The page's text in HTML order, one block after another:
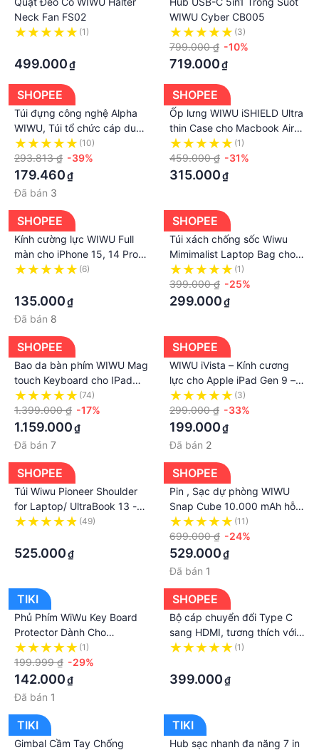
Neck Fan FS02
(1)
499.000₫
WIWU Cyber CB005
(3)
799.000 ₫ -10%
719.000₫
SHOPEE
Túi đựng công nghệ Alpha
WIWU, Túi tổ chức cáp du
lịch không thấm nước, Bộ tổ
chức dung lượng lớn cho
Apple Pencil, Ổ cứng, Điện
thoại, USB, Thẻ SD
(10)
293.813 ₫ -39%
179.460₫
Đã bán 3
SHOPEE
Ốp lưng WIWU iSHIELD Ultra
thin Case cho Macbook Air
M2 13.6 inch / A2681. Nhám
siêu mỏng chống bám vân
tay bảo vệ máy
(1)
459.000 ₫ -31%
315.000₫
SHOPEE
Kính cường lực WIWU Full
màn cho iPhone 15, 14 Pro
max, Plus, 13 Pro max, 12
ứng siêu nhậy
(6)
135.000₫
Đã bán 8
SHOPEE
Túi xách chống sốc Wiwu
Mimimalist Laptop Bag cho
Mac Air , Pro M1 , M2 14.2
inch - 15.6 inch - Hàng
Chính Hãng
(1)
399.000 ₫ -25%
299.000₫
SHOPEE
Bao da bàn phím WIWU Mag
touch Keyboard cho IPad
Gen 10 2022 , Pro 11 / 12.9 /
M1 / M2 , Air 4 / 5 , IPad gen
9
(74)
1.399.000 ₫ -17%
1.159.000₫
Đã bán 7
SHOPEE
WIWU iVista – Kính cương
lực cho Apple iPad Gen 9 –
2021 , IPad 7 , 8 , IPad 10.2
inch , IPadd Air 3 , IPad Pro
10.5 in
(3)
299.000 ₫ -33%
199.000₫
Đã bán 2
SHOPEE
Túi Wiwu Pioneer Shoulder
for Laptop/ UltraBook 13 -
15inch
(49)
525.000₫
SHOPEE
Pin , Sạc dự phòng WIWU
Snap Cube 10.000 mAh hỗ
trợ sạc nhanh không dây ,
Kèm kệ đỡ cho điện thoại
IPhone
(11)
699.000 ₫ -24%
529.000₫
Đã bán 1
TIKI
Phủ Phím WiWu Key Board
Protector Dành Cho
Macbook 13.3 air/ 13.3 pro
Màu Trong Suốt, Chống Bụi,
Chống Thấm, Chống Nước -
Hàng Chính Hãng
(1)
199.999 ₫ -29%
142.000₫
Đã bán 1
SHOPEE
Bộ cáp chuyển đổi Type C
sang HDMI, tương thích với
Nintendo Switch, PS4, chất
(1)
399.000₫
TIKI
Gimbal Cầm Tay Chống
TIKI
Hub sạc nhanh đa năng 7 in